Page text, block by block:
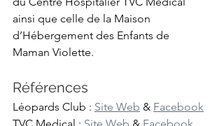
ainsi que celle de la Maison
d’Hébergement des Enfants de
Maman Violette.
Références
Léopards Club : Site Web & Facebook